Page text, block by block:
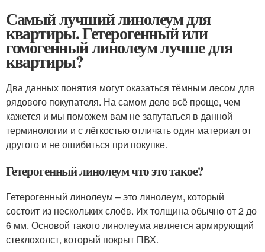
Самый лучший линолеум для
квартиры. Гетерогенный или
гомогенный линолеум лучше для
квартиры?
Два данных понятия могут оказаться тёмным лесом для
рядового покупателя. На самом деле всё проще, чем
кажется и мы поможем вам не запутаться в данной
терминологии и с лёгкостью отличать один материал от
другого и не ошибиться при покупке.
Гетерогенный линолеум что это такое?
Гетерогенный линолеум – это линолеум, который
состоит из нескольких слоёв. Их толщина обычно от 2 до
6 мм. Основой такого линолеума является армирующий
стеклохолст, который покрыт ПВХ.